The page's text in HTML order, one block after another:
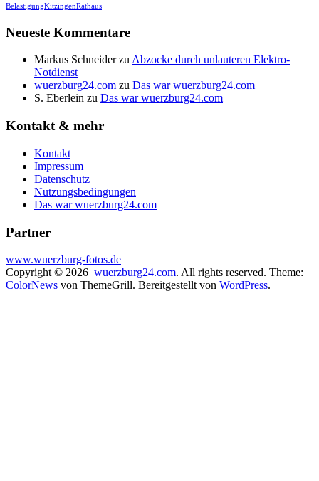
BelästigungKitzingenRathaus
Neueste Kommentare
Markus Schneiderzu Abzocke durch unlauteren Elektro-
Notdienst
wuerzburg24.com zu Das war wuerzburg24.com
S. Eberlein zu Das war wuerzburg24.com
Kontakt & mehr
Kontakt
Impressum
Datenschutz
Nutzungsbedingungen
Das war wuerzburg24.com
Partner
www.wuerzburg-fotos.de
Copyright © 2026 wuerzburg24.com. All rights reserved. Theme:
ColorNews von ThemeGrill. Bereitgestellt von WordPress.